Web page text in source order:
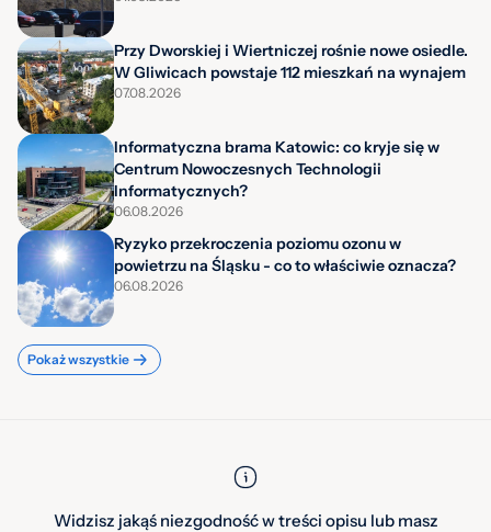
Przy Dworskiej i Wiertniczej rośnie nowe osiedle.
W Gliwicach powstaje 112 mieszkań na wynajem
07.08.2026
Informatyczna brama Katowic: co kryje się w
Centrum Nowoczesnych Technologii
Informatycznych?
06.08.2026
Ryzyko przekroczenia poziomu ozonu w
powietrzu na Śląsku - co to właściwie oznacza?
06.08.2026
Pokaż wszystkie
Widzisz jakąś niezgodność w treści opisu lub masz